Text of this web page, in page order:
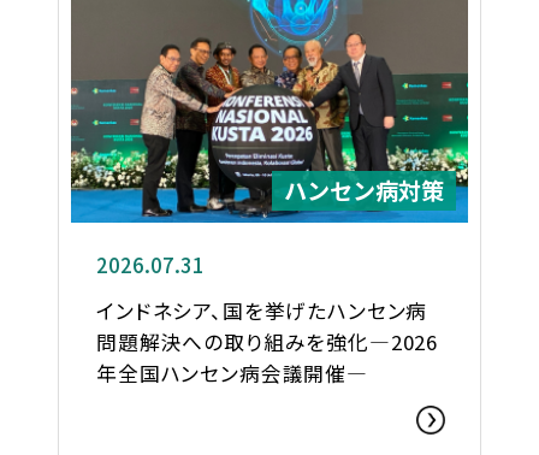
ハンセン病対策
2026.07.31
インドネシア、国を挙げたハンセン病
問題解決への取り組みを強化―2026
年全国ハンセン病会議開催―